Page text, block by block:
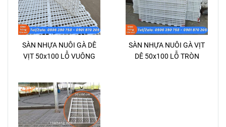
SÀN NHỰA NUÔI GÀ DÊ
VỊT 50x100 LỖ VUÔNG
SÀN NHỰA NUÔI GÀ VỊT
DÊ 50x100 LỖ TRÒN